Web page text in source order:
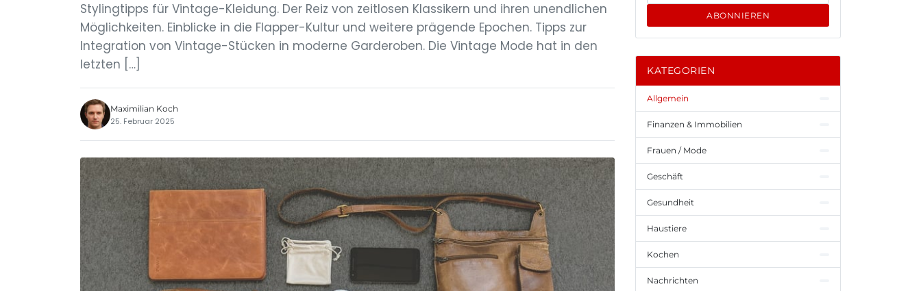
Stylingtipps für Vintage-Kleidung. Der Reiz von zeitlosen Klassikern und ihren unendlichen
Möglichkeiten. Einblicke in die Flapper-Kultur und weitere prägende Epochen. Tipps zur
Integration von Vintage-Stücken in moderne Garderoben. Die Vintage Mode hat in den
letzten […]
Maximilian Koch
25. Februar 2025
ABONNIEREN
KATEGORIEN
Allgemein
Finanzen & Immobilien
Frauen / Mode
Geschäft
Gesundheit
Haustiere
Kochen
Nachrichten